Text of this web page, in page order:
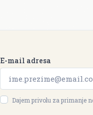
E-mail adresa
Dajem privolu za primanje